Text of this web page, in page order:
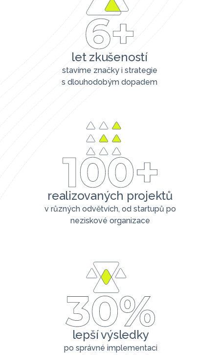
let zkušeností
stavíme značky i strategie
s dlouhodobým dopadem
realizovaných projektů
v různých odvětvích, od startupů po
neziskové organizace
lepší výsledky
po správné implementaci